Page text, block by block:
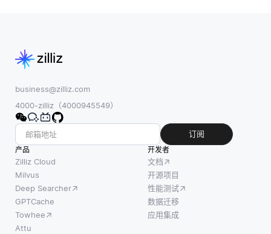
business@zilliz.com
4000-zilliz（4000945549）
订阅
产品
Zilliz Cloud
Milvus
Deep Searcher
GPTCache
Towhee
Attu
开发者
文档
开源项目
性能测试
数据迁移
应用集成